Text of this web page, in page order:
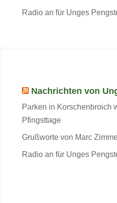
Radio an für Unges
Nachrichten von
Parken in Korschenbroich
Pfingsttage
Grußworte von Marc
Radio an für Unges